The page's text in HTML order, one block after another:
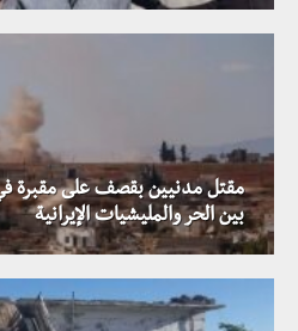
مقتل مدنيين بقصف على مقبرة
بين الحر والمليشيات الإيرانية